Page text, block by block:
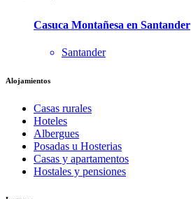
Casuca Montañesa en Santander
Santander
Alojamientos
Casas rurales
Hoteles
Albergues
Posadas u Hosterias
Casas y apartamentos
Hostales y pensiones